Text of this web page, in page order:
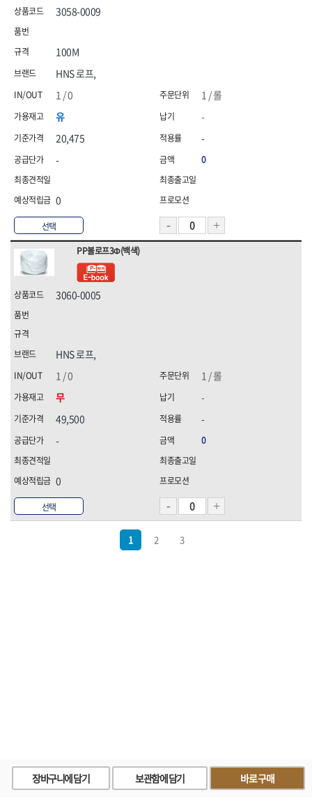
선택
3058-0009
HNS 로프,
1 / 롤
유
20,475
-
0
100M
1 / 0
-
-
0
선택
PP볼로프3Φ(백색)
3060-0005
HNS 로프,
1 / 롤
무
49,500
-
0
1 / 0
-
-
0
1 2 3
장바구니에 담기 보관함에 담기 바로구매